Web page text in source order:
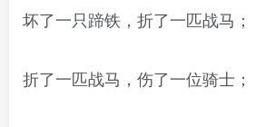
坏了一只蹄铁，折了一匹战马；
折了一匹战马，伤了一位骑士；